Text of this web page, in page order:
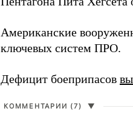
Американские
ключевых систем ПРО.
Дефицит боеприпасов
КОММЕНТАРИИ (7) ▼